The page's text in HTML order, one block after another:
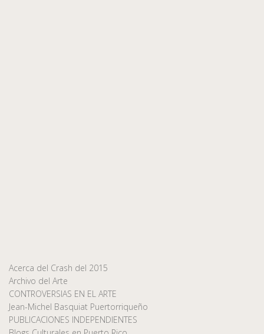
Acerca del Crash del 2015
Archivo del Arte
CONTROVERSIAS EN EL ARTE
Jean-Michel Basquiat Puertorriqueño
PUBLICACIONES INDEPENDIENTES